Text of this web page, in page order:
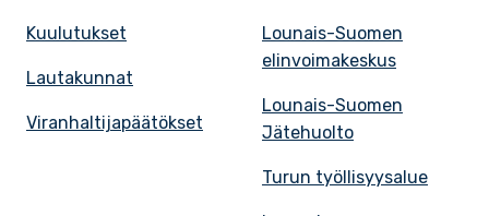
Kuulutukset
Lautakunnat
Viranhaltijapäätökset
Lounais-Suomen
elinvoimakeskus
Lounais-Suomen
Jätehuolto
Turun työllisyysalue